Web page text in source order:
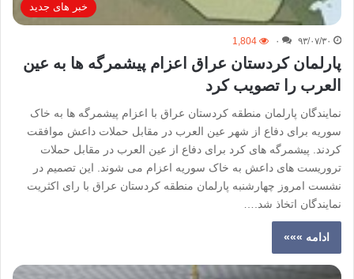
خبر های جدید
۹۳/۰۷/۳۰ ۰ 1,804
پارلمان کردستان عراق اعزام پیشمرگه ها به عین
العرب را تصویب کرد
نمایندگان پارلمان منطقه کردستان عراق با اعزام پیشمرگه ها به خاک
سوریه برای دفاع از شهر عین العرب در مقابل حملات داعش موافقت
کردند. پیشمرگه های کرد برای دفاع از عین العرب در مقابل حملات
تروریست های داعش به خاک سوریه اعزام می شوند. این تصمیم در
نشست امروز چهارشنبه پارلمان منطقه کردستان عراق با رای اکثریت
نمایندگان اتخاذ شد.…
ادامه »»»